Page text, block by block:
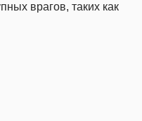
врагов, таких как